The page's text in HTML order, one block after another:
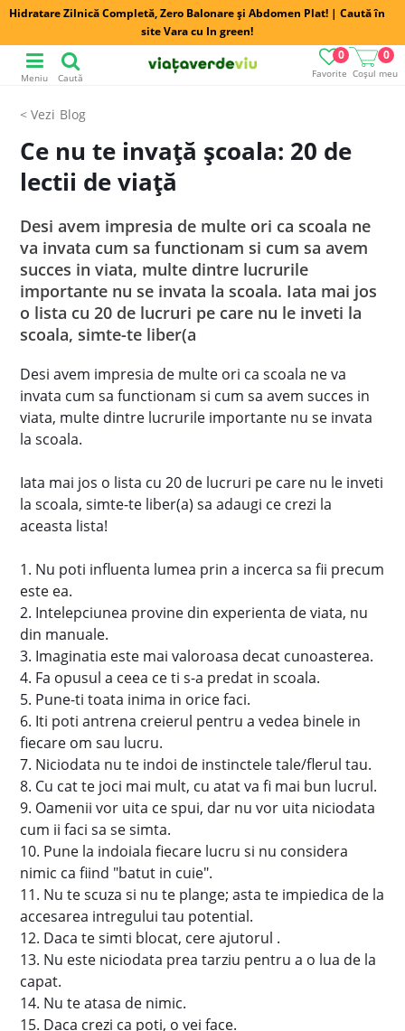
Hidratare Zilnică Completă, Zero Balonare și Abdomen Plat! | Caută în
site Vara cu In green!
Favorite
0
Coșul meu
0
Meniu Caută
Blog
Ce nu te invaţă şcoala: 20 de
lectii de viaţă
Desi avem impresia de multe ori ca scoala ne
va invata cum sa functionam si cum sa avem
succes in viata, multe dintre lucrurile
importante nu se invata la scoala. Iata mai jos
o lista cu 20 de lucruri pe care nu le inveti la
scoala, simte-te liber(a
Desi avem impresia de multe ori ca scoala ne va
invata cum sa functionam si cum sa avem succes in
viata, multe dintre lucrurile importante nu se invata
la scoala.
Iata mai jos o lista cu 20 de lucruri pe care nu le inveti
la scoala, simte-te liber(a) sa adaugi ce crezi la
aceasta lista!
1. Nu poti influenta lumea prin a incerca sa fii precum
este ea.
2. Intelepciunea provine din experienta de viata, nu
din manuale.
3. Imaginatia este mai valoroasa decat cunoasterea.
4. Fa opusul a ceea ce ti s-a predat in scoala.
5. Pune-ti toata inima in orice faci.
6. Iti poti antrena creierul pentru a vedea binele in
fiecare om sau lucru.
7. Niciodata nu te indoi de instinctele tale/flerul tau.
8. Cu cat te joci mai mult, cu atat va fi mai bun lucrul.
9. Oamenii vor uita ce spui, dar nu vor uita niciodata
cum ii faci sa se simta.
10. Pune la indoiala fiecare lucru si nu considera
nimic ca fiind "batut in cuie".
11. Nu te scuza si nu te plange; asta te impiedica de la
accesarea intregului tau potential.
12. Daca te simti blocat, cere ajutorul .
13. Nu este niciodata prea tarziu pentru a o lua de la
capat.
14. Nu te atasa de nimic.
15. Daca crezi ca poti, o vei face.